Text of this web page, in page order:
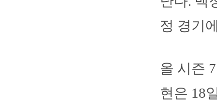
정 경기
올 시즌
현은 18